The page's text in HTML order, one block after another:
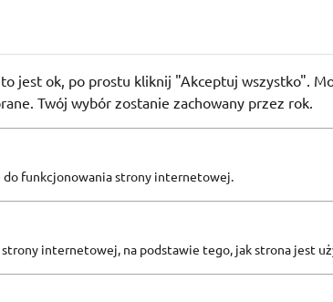
BIELIZNY w Primodo -25%!
1
Na
jest ok, po prostu kliknij "Akceptuj wszystko".
Twój wybór zostanie zachowany przez rok.
do funkcjonowania strony internetowej.
internetowej, na podstawie tego, jak strona jest